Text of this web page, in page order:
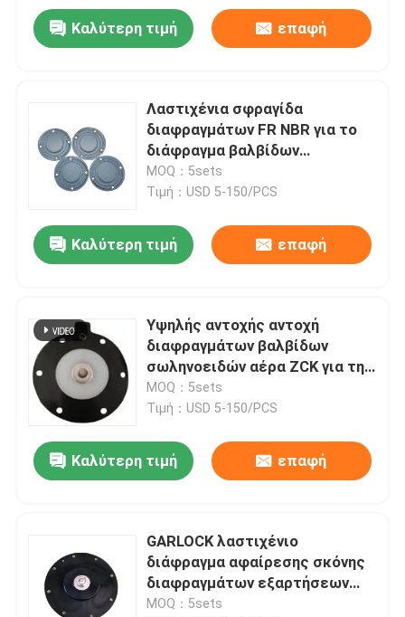
Καλύτερη τιμή επαφή
Λαστιχένια σφραγίδα
διαφραγμάτων FR NBR για το
διάφραγμα βαλβίδων
σωληνοειδών εξοπλισμού
αφαίρεσης σκόνης
MOQ：5sets
Τιμή：USD 5-150/PCS
Καλύτερη τιμή επαφή
Υψηλής αντοχής αντοχή
διαφραγμάτων βαλβίδων
σωληνοειδών αέρα ZCK για τη
on-off βαλβίδα σωληνοειδών
MOQ：5sets
Τιμή：USD 5-150/PCS
Καλύτερη τιμή επαφή
GARLOCK λαστιχένιο
διάφραγμα αφαίρεσης σκόνης
διαφραγμάτων εξαρτήσεων
σφραγίδων αντικατάστασης
MOQ：5sets